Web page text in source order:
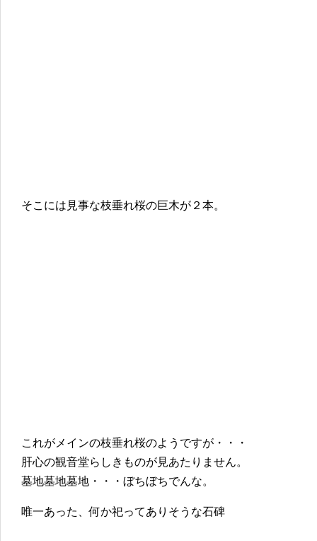
そこには見事な枝垂れ桜の巨木が２本。
これがメインの枝垂れ桜のようですが・・・
肝心の観音堂らしきものが見あたりません。
墓地墓地墓地・・・ぼちぼちでんな。
唯一あった、何か祀ってありそうな石碑